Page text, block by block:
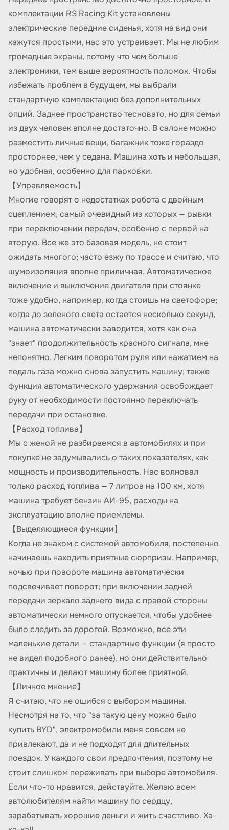
комплектации RS Racing Kit установлены
электрические передние сиденья, хотя на вид они
кажутся простыми, нас это устраивает. Мы не любим
громадные экраны, потому что чем больше
электроники, тем выше вероятность поломок. Чтобы
избежать проблем в будущем, мы выбрали
стандартную комплектацию без дополнительных
опций. Заднее пространство тесновато, но для семьи
из двух человек вполне достаточно. В салоне можно
разместить личные вещи, багажник тоже гораздо
просторнее, чем у седана. Машина хоть и небольшая,
но удобная, особенно для парковки.
【Управляемость】
Многие говорят о недостатках робота с двойным
сцеплением, самый очевидный из которых — рывки
при переключении передач, особенно с первой на
вторую. Все же это базовая модель, не стоит
ожидать многого; часто езжу по трассе и считаю, что
шумоизоляция вполне приличная. Автоматическое
включение и выключение двигателя при стоянке
тоже удобно, например, когда стоишь на светофоре;
когда до зеленого света остается несколько секунд,
машина автоматически заводится, хотя как она
"знает" продолжительность красного сигнала, мне
непонятно. Легким поворотом руля или нажатием на
педаль газа можно снова запустить машину; также
функция автоматического удержания освобождает
руку от необходимости постоянно переключать
передачи при остановке.
【Расход топлива】
Мы с женой не разбираемся в автомобилях и при
покупке не задумывались о таких показателях, как
мощность и производительность. Нас волновал
только расход топлива — 7 литров на 100 км, хотя
машина требует бензин АИ-95, расходы на
эксплуатацию вполне приемлемы.
【Выделяющиеся функции】
Когда не знаком с системой автомобиля, постепенно
начинаешь находить приятные сюрпризы. Например,
ночью при повороте машина автоматически
подсвечивает поворот; при включении задней
передачи зеркало заднего вида с правой стороны
автоматически немного опускается, чтобы удобнее
было следить за дорогой. Возможно, все эти
маленькие детали — стандартные функции (я просто
не видел подобного ранее), но они действительно
практичны и делают машину более приятной.
【Личное мнение】
Я считаю, что не ошибся с выбором машины.
Несмотря на то, что "за такую цену можно было
купить BYD", электромобили меня совсем не
привлекают, да и не подходят для длительных
поездок. У каждого свои предпочтения, поэтому не
стоит слишком переживать при выборе автомобиля.
Если что-то нравится, действуйте. Желаю всем
автолюбителям найти машину по сердцу,
зарабатывать хорошие деньги и жить счастливо. Ха-